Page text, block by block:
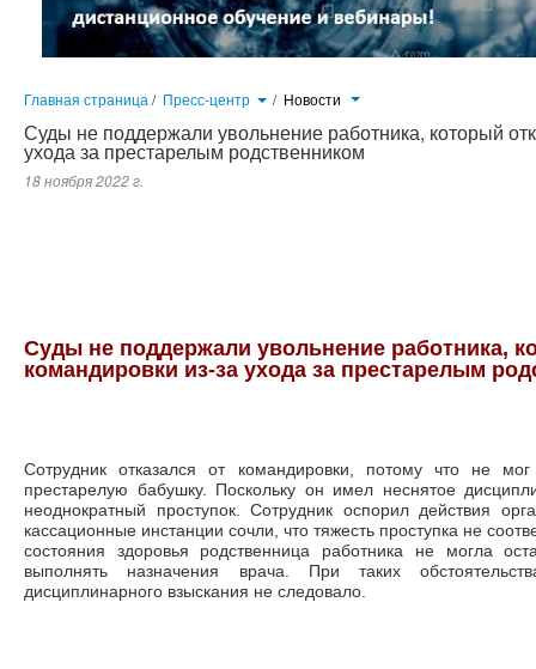
Главная страница / Пресс-центр / Новости
Суды не поддержали увольнение работника, который
ухода за престарелым родственником
18 ноября 2022 г.
Суды не поддержали увольнение работника,
командировки из-за ухода за престарелым
Сотрудник отказался от командировки, потому что не
престарелую бабушку. Поскольку он имел неснятое
неоднократный проступок. Сотрудник оспорил действия
кассационные инстанции сочли, что тяжесть проступка не
состояния здоровья родственница работника не могла
выполнять назначения врача. При таких
дисциплинарного взыскания не следовало.